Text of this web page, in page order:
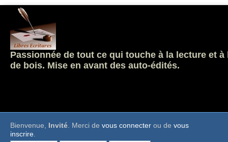
Passionnée de tout ce qui touche à la lecture et
de bois. Mise en avant des auto-édités.
Bienvenue, Invité. Merci de vous connecter ou de vous
inscrire.